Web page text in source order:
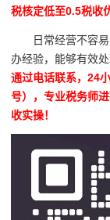
税核定低至0.5税收
日常经营不容易
办经验，能够有效
通过电话联系，24
号），专业税务师
收实操！